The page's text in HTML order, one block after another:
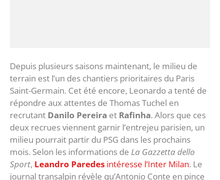
Depuis plusieurs saisons maintenant, le milieu de
terrain est l’un des chantiers prioritaires du Paris
Saint-Germain. Cet été encore, Leonardo a tenté de
répondre aux attentes de Thomas Tuchel en
recrutant Danilo Pereira et Rafinha. Alors que ces
deux recrues viennent garnir l’entrejeu parisien, un
milieu pourrait partir du PSG dans les prochains
mois. Selon les informations de La Gazzetta dello
Sport, Leandro Paredes intéresse l’Inter Milan. Le
journal transalpin révèle qu’Antonio Conte en pince